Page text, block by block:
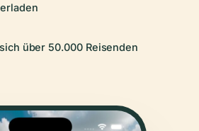
über 50.000 Reisenden